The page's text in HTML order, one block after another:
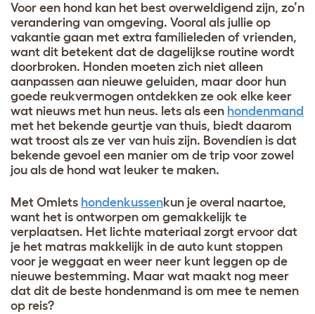
Voor een hond kan het best overweldigend zijn, zo’n
verandering van omgeving. Vooral als jullie op
vakantie gaan met extra familieleden of vrienden,
want dit betekent dat de dagelijkse routine wordt
doorbroken. Honden moeten zich niet alleen
aanpassen aan nieuwe geluiden, maar door hun
goede reukvermogen ontdekken ze ook elke keer
wat nieuws met hun neus. Iets als een hondenmand
met het bekende geurtje van thuis, biedt daarom
wat troost als ze ver van huis zijn. Bovendien is dat
bekende gevoel een manier om de trip voor zowel
jou als de hond wat leuker te maken.
Met Omlets hondenkussenkun je overal naartoe,
want het is ontworpen om gemakkelijk te
verplaatsen. Het lichte materiaal zorgt ervoor dat
je het matras makkelijk in de auto kunt stoppen
voor je weggaat en weer neer kunt leggen op de
nieuwe bestemming. Maar wat maakt nog meer
dat dit de beste hondenmand is om mee te nemen
op reis?